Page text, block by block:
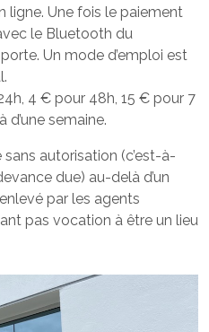
ligne. Une fois le paiement
le Bluetooth du
Un mode d’emploi est
4 € pour 48h, 15 € pour 7
semaine.
autorisation (c’est-à-
due) au-delà d’un
par les agents
pas vocation à être un lieu